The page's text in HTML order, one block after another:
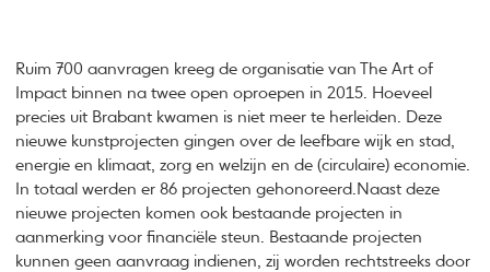
Ruim 700 aanvragen kreeg de organisatie van The Art of
Impact binnen na twee open oproepen in 2015. Hoeveel
precies uit Brabant kwamen is niet meer te herleiden. Deze
nieuwe kunstprojecten gingen over de leefbare wijk en stad,
energie en klimaat, zorg en welzijn en de (circulaire) economie.
In totaal werden er 86 projecten gehonoreerd.Naast deze
nieuwe projecten komen ook bestaande projecten in
aanmerking voor financiële steun. Bestaande projecten
kunnen geen aanvraag indienen, zij worden rechtstreeks door